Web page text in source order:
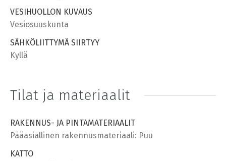
VESIHUOLLON KUVAUS
Vesiosuuskunta
SÄHKÖLIITTYMÄ SIIRTYY
Kyllä
Tilat ja materiaalit
RAKENNUS- JA PINTAMATERIAALIT
Pääasiallinen rakennusmateriaali: Puu
KATTO